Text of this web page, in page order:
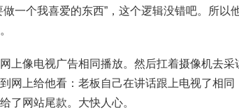
一个我喜爱的东西”，这个逻辑没错吧。所以
上像电视广告相同播放。然后扛着摄像机去采
网上给他看：老板自己在讲话跟上电视了相同
了网站尾款。大快人心。